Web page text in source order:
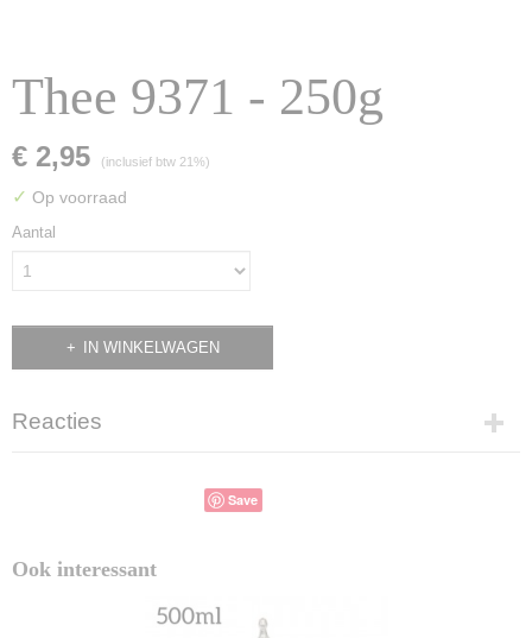
Thee 9371 - 250g
€ 2,95 (inclusief btw 21%)
✓ Op voorraad
Aantal
IN WINKELWAGEN
Reacties
Save
Ook interessant